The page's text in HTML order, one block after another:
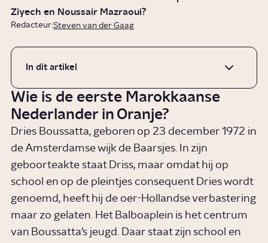
Ziyech en Noussair Mazraoui?
Redacteur:Steven van der Gaag
In dit artikel
Wie is de eerste Marokkaanse
Nederlander in Oranje?
Dries Boussatta, geboren op 23 december 1972 in
de Amsterdamse wijk de Baarsjes. In zijn
geboorteakte staat Driss, maar omdat hij op
school en op de pleintjes consequent Dries wordt
genoemd, heeft hij de oer-Hollandse verbastering
maar zo gelaten. Het Balboaplein is het centrum
van Boussatta's jeugd. Daar staat zijn school en